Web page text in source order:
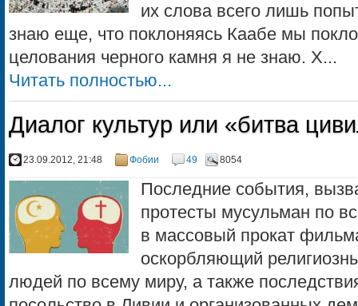
их слова всего лишь
знаю еще, что поклоняясь Каабе мы
целования черного камня я не знаю. Х...
Читать полностью...
Диалог культур или «битва
23.09.2012, 21:48 Фобии 49 8054
Последние события,
протесты мусульман по
в массовый прокат
оскорбляющий
людей по всему миру, а также